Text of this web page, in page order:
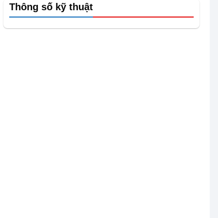
Thông số kỹ thuật